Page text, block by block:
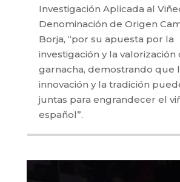
Investigación Aplicada al
Denominación de Origen
Borja, “por su apuesta por la
investigación y la valorización
garnacha, demostrando que
innovación y la tradición
juntas para engrandecer el
español”.